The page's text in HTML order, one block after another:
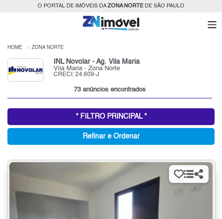
O PORTAL DE IMÓVEIS DAZONA NORTEDE SÃO PAULO
HOME ZONA NORTE
INL Novolar - Ag. Vila Maria
Vila Maria - Zona Norte
CRECI: 24.609-J
73 anúncios encontrados
* FILTRO PRINCIPAL *
Refinar e Ordenar